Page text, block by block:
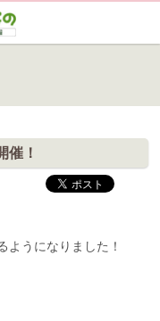
新情報や観光協会会員情報
催！
ようになりました！